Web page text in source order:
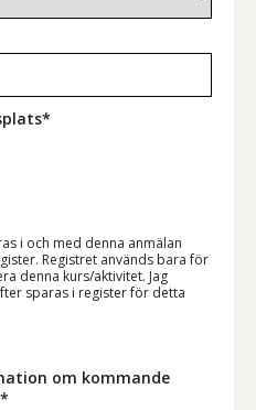
i och med denna anmälan
Registret används bara för
denna kurs/aktivitet. Jag
sparas i register för detta
om kommande